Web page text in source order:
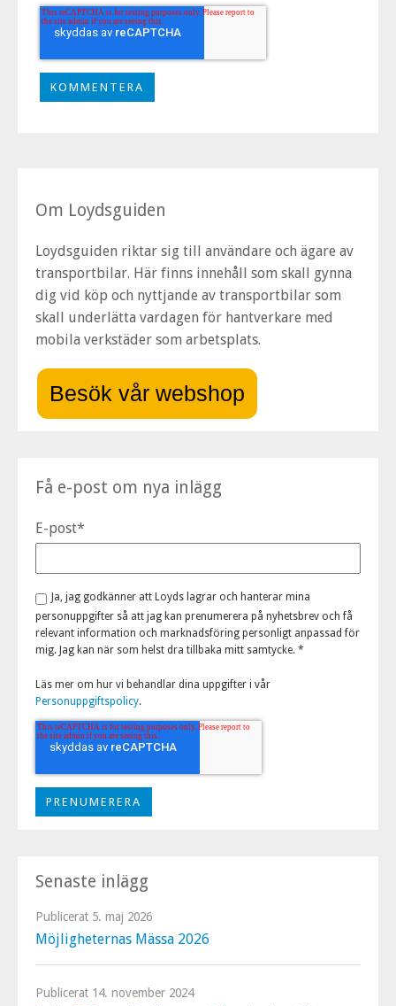
Om Loydsguiden
Loydsguiden riktar sig till användare och ägare av
transportbilar. Här finns innehåll som skall gynna
dig vid köp och nyttjande av transportbilar som
skall underlätta vardagen för hantverkare med
mobila verkstäder som arbetsplats.
Besök vår webshop
Få e-post om nya inlägg
E-post*
Ja, jag godkänner att Loyds lagrar och hanterar mina
personuppgifter så att jag kan prenumerera på nyhetsbrev och få
relevant information och marknadsföring personligt anpassad för
mig. Jag kan när som helst dra tillbaka mitt samtycke. *
Läs mer om hur vi behandlar dina uppgifter i vår
Personuppgiftspolicy.
Senaste inlägg
Möjligheternas Mässa 2026
Publicerat 5. maj 2026
Publicerat 14. november 2024